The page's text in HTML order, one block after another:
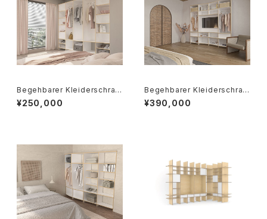
Begehbarer Kleiderschran
k Mia ウォークインクローゼッ
ト ミア
¥250,000
Begehbarer Kleiderschran
k Ella ウォークインクローゼッ
ト エラ
¥390,000